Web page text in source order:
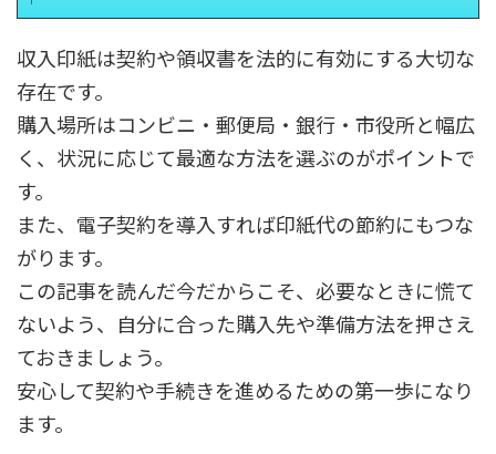
収入印紙は契約や領収書を法的に有効にする大切な
存在です。
購入場所はコンビニ・郵便局・銀行・市役所と幅広
く、状況に応じて最適な方法を選ぶのがポイントで
す。
また、電子契約を導入すれば印紙代の節約にもつな
がります。
この記事を読んだ今だからこそ、必要なときに慌て
ないよう、自分に合った購入先や準備方法を押さえ
ておきましょう。
安心して契約や手続きを進めるための第一歩になり
ます。